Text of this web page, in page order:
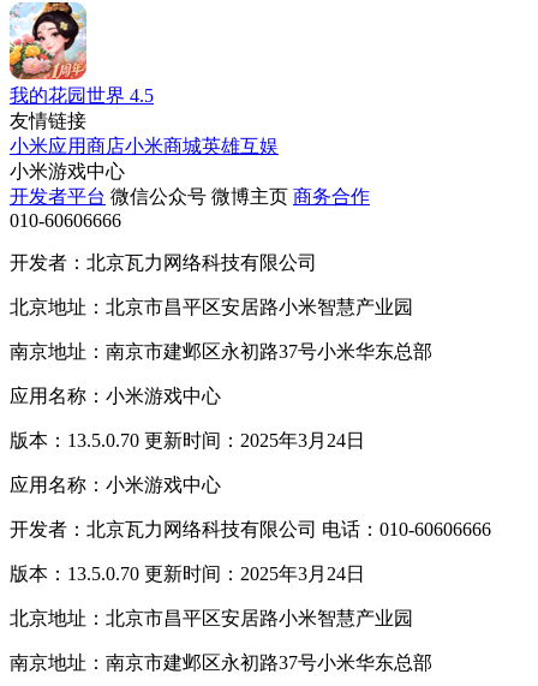
我的花园世界 4.5
友情链接
小米应用商店小米商城英雄互娱
小米游戏中心
开发者平台 微信公众号 微博主页 商务合作
010-60606666
开发者：北京瓦力网络科技有限公司
北京地址：北京市昌平区安居路小米智慧产业园
南京地址：南京市建邺区永初路37号小米华东总部
应用名称：小米游戏中心
版本：13.5.0.70 更新时间：2025年3月24日
应用名称：小米游戏中心
开发者：北京瓦力网络科技有限公司 电话：010-60606666
版本：13.5.0.70 更新时间：2025年3月24日
北京地址：北京市昌平区安居路小米智慧产业园
南京地址：南京市建邺区永初路37号小米华东总部